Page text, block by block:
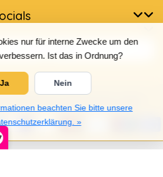
nur für interne Zwecke um den
Ist das in Ordnung?
Ja Nein
beachten Sie bitte unsere
»